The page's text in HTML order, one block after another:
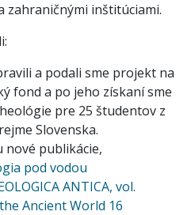
zahraničnými inštitúciami.
a podali sme projekt na
fond a po jeho získaní sme
pre 25 študentov z
Slovenska.
nové publikácie,
pod vodou
ANTICA, vol.
Ancient World 16